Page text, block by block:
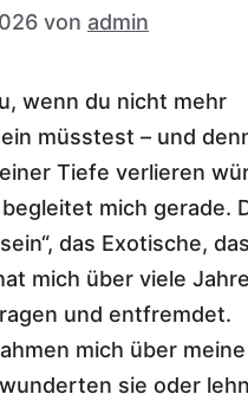
von admin
wenn du nicht mehr
müsstest – und
Tiefe verlieren
mich gerade.
das Exotische, das
mich über viele Jahre
und entfremdet.
mich über meine
sie oder